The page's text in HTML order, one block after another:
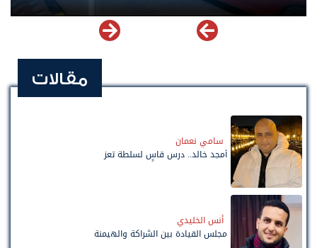
مقالات
سامي نعمان
أمجد خالد.. درس قاسٍ لسلطة تعز
أنس الخليدي
مجلس القيادة بين الشراكة والهيمنة